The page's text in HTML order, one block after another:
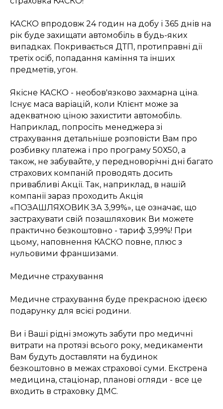
КАСКО впродовж 24 годин на добу і 365 днів на
рік буде захищати автомобіль в будь-яких
випадках. Покривається ДТП, протиправні дії
третіх осіб, попадання каміння та інших
предметів, угон.
Якісне КАСКО - необов'язково захмарна ціна.
Існує маса варіацій, коли Клієнт може за
адекватною ціною захистити автомобіль.
Наприклад, попросіть менеджера зі
страхування детальніше розповісти Вам про
розбивку платежа і про програму 50Х50, а
також, не забувайте, у передноворічні дні багато
страхових компаній проводять досить
привабливі Акції. Так, наприклад, в нашій
компанії зараз проходить Акція
«ПОЗАШЛЯХОВИК ЗА 3,99%», це означає, що
застрахувати свій позашляховик Ви можете
практично безкоштовно - тариф 3,99%! При
цьому, наповнення КАСКО повне, плюс з
нульовими франшизами.
Медичне страхування
Медичне страхування буде прекрасною ідеєю
подарунку для всієї родини.
Ви і Ваші рідні зможуть забути про медичні
витрати на протязі всього року, медикаменти
Вам будуть доставляти на будинок
безкоштовно в межах страхової суми. Екстрена
медицина, стаціонар, планові огляди - все це
входить в страховку ДМС.